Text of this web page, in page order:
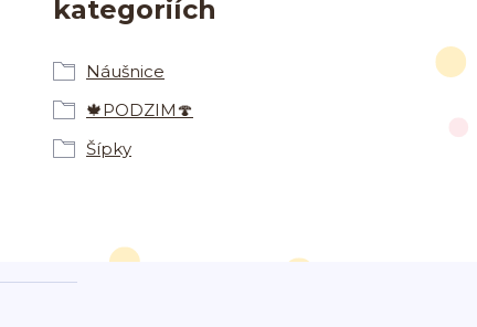
kategoriích
Náušnice
🍁PODZIM🍄
Šípky